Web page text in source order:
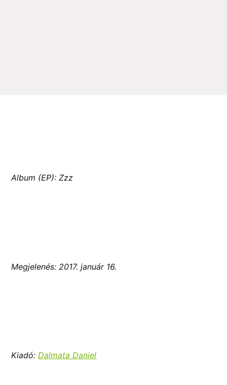
Album (EP): Zzz
Megjelenés: 2017. január 16.
Kiadó:Dalmata Daniel